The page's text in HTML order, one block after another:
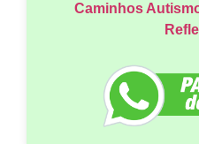
Caminhos